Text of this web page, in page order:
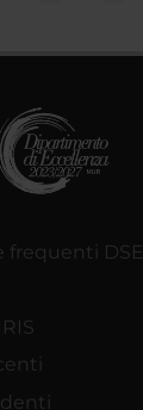
frequenti DSE